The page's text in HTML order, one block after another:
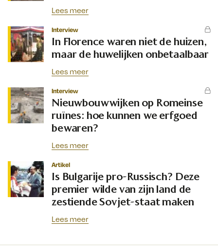
Lees meer
Interview
In Florence waren niet de huizen,
maar de huwelijken onbetaalbaar
Lees meer
Interview
Nieuwbouwwijken op Romeinse
ruïnes: hoe kunnen we erfgoed
bewaren?
Lees meer
Artikel
Is Bulgarije pro-Russisch? Deze
premier wilde van zijn land de
zestiende Sovjet-staat maken
Lees meer